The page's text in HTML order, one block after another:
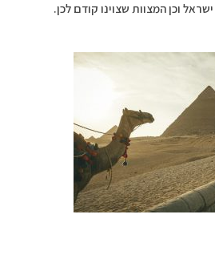
וכן המצוות שצוינו קודם לכן.